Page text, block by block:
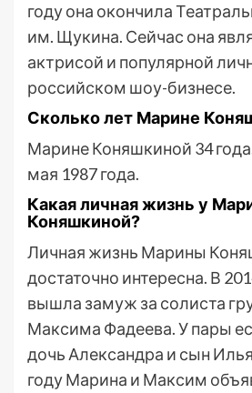
году она окончила
им. Щукина. Сейчас она
актрисой и популярной
российском шоу-бизнесе.
Сколько лет Марине
Марине Коняшкиной 34
мая 1987 года.
Какая личная жизнь у
Коняшкиной?
Личная жизнь Марины
достаточно интересна. В
вышла замуж за солиста
Максима Фадеева. У пары
дочь Александра и сын
году Марина и Максим